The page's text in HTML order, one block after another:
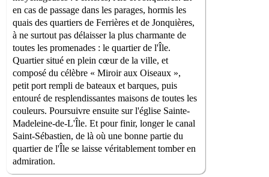
en cas de passage dans les parages, hormis les
quais des quartiers de Ferrières et de Jonquières,
à ne surtout pas délaisser la plus charmante de
toutes les promenades : le quartier de l'Île.
Quartier situé en plein cœur de la ville, et
composé du célèbre « Miroir aux Oiseaux »,
petit port rempli de bateaux et barques, puis
entouré de resplendissantes maisons de toutes les
couleurs. Poursuivre ensuite sur l'église Sainte-
Madeleine-de-L'Île. Et pour finir, longer le canal
Saint-Sébastien, de là où une bonne partie du
quartier de l'Île se laisse véritablement tomber en
admiration.